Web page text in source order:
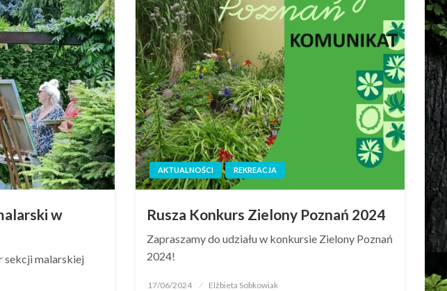
w
sekcji malarskiej
AKTUALNOŚCI REKREACJA
Rusza Konkurs Zielony Poznań 2024
Zapraszamy do udziału w konkursie Zielony Poznań
2024!
17/06/2024 Elżbieta Sobkowiak